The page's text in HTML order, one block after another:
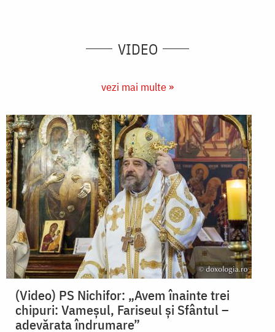
VIDEO
vezi mai multe »
(Video) PS Nichifor: „Avem înainte trei
chipuri: Vameșul, Fariseul și Sfântul –
adevărata îndrumare”